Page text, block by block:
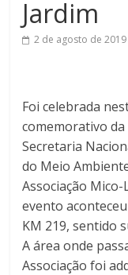
Jardim
2 de agosto de 2019
Foi celebrada
comemorativo
Secretaria
do Meio
Associação
evento
KM 219, sentido
A área onde
Associação foi